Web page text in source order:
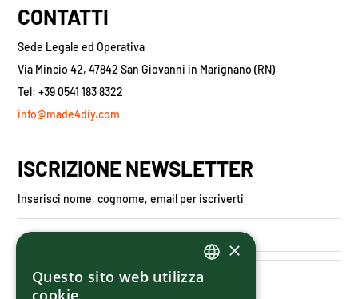
CONTATTI
Sede Legale ed Operativa
Via Mincio 42, 47842 San Giovanni in Marignano (RN)
Tel: +39 0541 183 8322
info@made4diy.com
ISCRIZIONE NEWSLETTER
Inserisci nome, cognome, email per iscriverti
×
Questo sito web utilizza
cookie